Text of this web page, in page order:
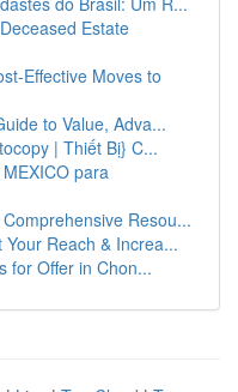
Estate
Effective Moves to
to Value, Adva...
| Thiết Bị} C...
para
Resou...
Reach & Increa...
for Offer in Chon...